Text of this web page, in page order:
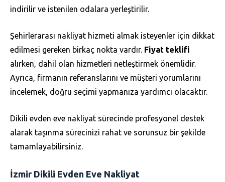
indirilir ve istenilen odalara yerleştirilir.
Şehirlerarası nakliyat hizmeti almak isteyenler için dikkat
edilmesi gereken birkaç nokta vardır. Fiyat teklifi
alırken, dahil olan hizmetleri netleştirmek önemlidir.
Ayrıca, firmanın referanslarını ve müşteri yorumlarını
incelemek, doğru seçimi yapmanıza yardımcı olacaktır.
Dikili evden eve nakliyat sürecinde profesyonel destek
alarak taşınma sürecinizi rahat ve sorunsuz bir şekilde
tamamlayabilirsiniz.
İzmir Dikili Evden Eve Nakliyat